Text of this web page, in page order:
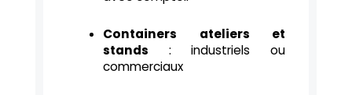
Containers ateliers et
stands : industriels ou
commerciaux